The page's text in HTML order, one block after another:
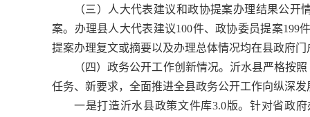
（三）人大代表建议和政协提案办理结果公
案。办理县人大代表建议100件、政协委员提案199
提案办理复文或摘要以及办理总体情况均在县政府
（四）政务公开工作创新情况。沂水县严格按
任务、新要求，全面推进全县政务公开工作向纵深发
一是打造沂水县政策文件库3.0版。针对省政